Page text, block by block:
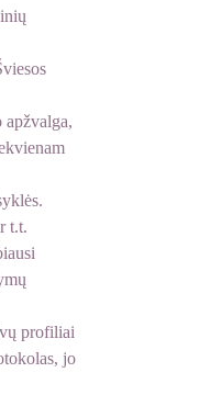
apžvalga,
t.t.
profiliai
jo